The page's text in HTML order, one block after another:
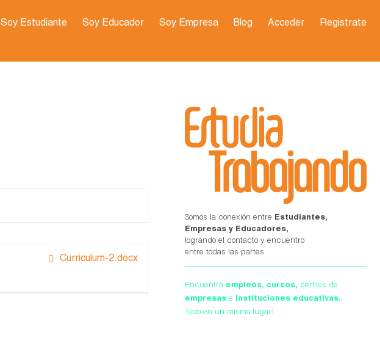
Soy Estudiante Soy Educador Soy Empresa Blog Acceder Registrate
Curriculum-2.docx
Somos la conexión entre Estudiantes,
Empresas y Educadores,
logrando el contacto y encuentro
entre todas las partes.
Encuentra empleos, cursos, perfiles de
empresas e instituciones educativas.
Todo en un mismo lugar!